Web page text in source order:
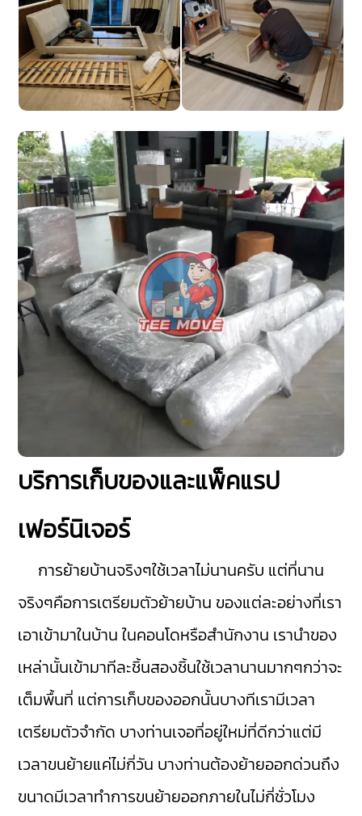
บริการเก็บของและแพ็คแรป
เฟอร์นิเจอร์
การย้ายบ้านจริงๆใช้เวลาไม่นานครับ แต่ที่นาน
จริงๆคือการเตรียมตัวย้ายบ้าน ของแต่ละอย่างที่เรา
เอาเข้ามาในบ้าน ในคอนโดหรือสำนักงาน เรานำของ
เหล่านั้นเข้ามาทีละชิ้นสองชิ้นใช้เวลานานมากๆกว่าจะ
เต็มพื้นที่ แต่การเก็บของออกนั้นบางทีเรามีเวลา
เตรียมตัวจำกัด บางท่านเจอที่อยู่ใหม่ที่ดีกว่าแต่มี
เวลาขนย้ายแค่ไม่กี่วัน บางท่านต้องย้ายออกด่วนถึง
ขนาดมีเวลาทำการขนย้ายออกภายในไม่กี่ชั่วโมง